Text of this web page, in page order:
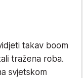
takav boom
tražena roba.
svjetskom